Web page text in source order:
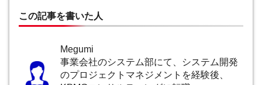
この記事を書いた人
Megumi
事業会社のシステム部にて、システム開発
のプロジェクトマネジメントを経験後、